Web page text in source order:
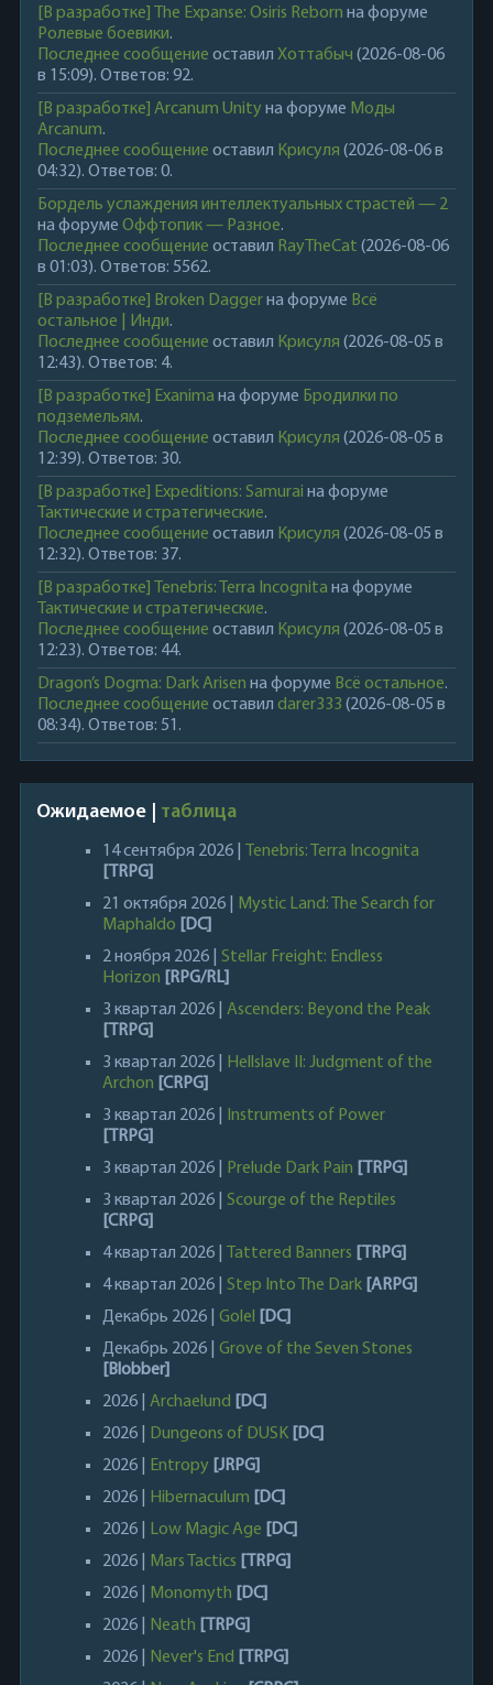
[В разработке] The Expanse: Osiris Reborn на форуме
Ролевые боевики.
Последнее сообщение оставил Хоттабыч (2026-08-06
в 15:09). Ответов: 92.
[В разработке] Arcanum Unity на форуме Моды
Arcanum.
Последнее сообщение оставил Крисуля (2026-08-06 в
04:32). Ответов: 0.
Бордель услаждения интеллектуальных страстей — 2
на форуме Оффтопик — Разное.
Последнее сообщение оставил RayTheCat (2026-08-06
в 01:03). Ответов: 5562.
[В разработке] Broken Daggerна форуме Всё
остальное | Инди.
Последнее сообщение оставил Крисуля (2026-08-05 в
12:43). Ответов: 4.
[В разработке] Exanima на форуме Бродилки по
подземельям.
Последнее сообщение оставил Крисуля (2026-08-05 в
12:39). Ответов: 30.
[В разработке] Expeditions: Samurai на форуме
Тактические и стратегические.
Последнее сообщение оставил Крисуля (2026-08-05 в
12:32). Ответов: 37.
[В разработке] Tenebris: Terra Incognita на форуме
Тактические и стратегические.
Последнее сообщение оставил Крисуля (2026-08-05 в
12:23). Ответов: 44.
Dragon’s Dogma: Dark Arisen на форуме Всё остальное.
Последнее сообщение оставил darer333 (2026-08-05 в
08:34). Ответов: 51.
Ожидаемое | таблица
14 сентября 2026 |
Tenebris: Terra Incognita
[TRPG]
21 октября 2026 | Mystic Land: The Search for
Maphaldo [DC]
2 ноября 2026 | Stellar Freight: Endless
Horizon [RPG/RL]
3 квартал 2026 | Ascenders: Beyond the Peak
[TRPG]
3 квартал 2026 | Hellslave II: Judgment of the
Archon [CRPG]
3 квартал 2026 | Instruments of Power
[TRPG]
3 квартал 2026 | Prelude Dark Pain [TRPG]
3 квартал 2026 | Scourge of the Reptiles
[CRPG]
4 квартал 2026 |
Tattered Banners [TRPG]
4 квартал 2026 | Step Into The Dark [ARPG]
Декабрь 2026 | Golel [DC]
Декабрь 2026 | Grove of the Seven Stones
[Blobber]
2026 | Archaelund [DC]
2026 | Dungeons of DUSK [DC]
2026 | Entropy [JRPG]
2026 | Hibernaculum [DC]
2026 | Low Magic Age [DC]
2026 | Mars Tactics [TRPG]
2026 | Monomyth [DC]
2026 | Neath [TRPG]
2026 | Never's End [TRPG]